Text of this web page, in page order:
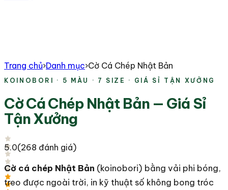
Trang chủ›Danh mục›Cờ Cá Chép Nhật Bản
KOINOBORI · 5 MÀU · 7 SIZE · GIÁ SỈ TẬN XƯỞNG
Cờ Cá Chép Nhật Bản — Giá Sỉ
Tận Xưởng
5.0(268 đánh giá)
Cờ cá chép Nhật Bản (koinobori) bằng vải phi bóng,
treo được ngoài trời, in kỹ thuật số không bong tróc